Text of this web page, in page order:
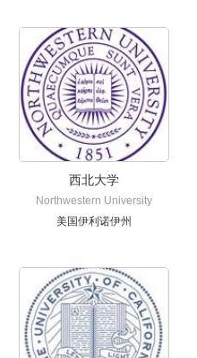
西北大学
Northwestern University
美国伊利诺伊州